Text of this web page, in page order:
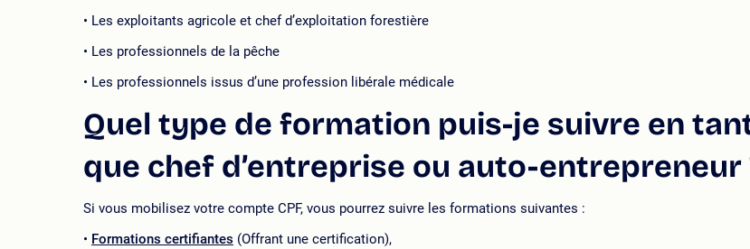
Les exploitants agricole et chef d’exploitation forestière
Les professionnels de la pêche
Les professionnels issus d’une profession libérale médicale
Quel type de formation puis-je suivre en
que chef d’entreprise ou auto-entrepreneur
Si vous mobilisez votre compte CPF, vous pourrez suivre les formations suivantes :
Formations certifiantes (Offrant une certification),